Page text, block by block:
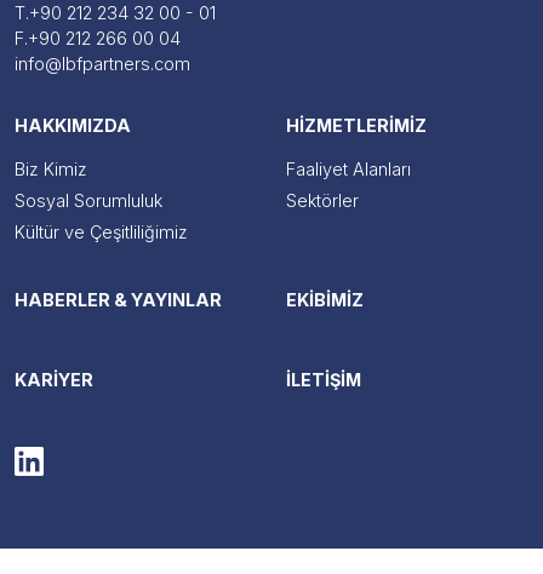
T.+90 212 234 32 00 - 01
F.+90 212 266 00 04
info@lbfpartners.com
HAKKIMIZDA
Biz Kimiz
Sosyal Sorumluluk
Kültür ve Çeşitliliğimiz
HİZMETLERİMİZ
Faaliyet Alanları
Sektörler
HABERLER & YAYINLAR EKİBİMİZ
KARİYER İLETİŞİM